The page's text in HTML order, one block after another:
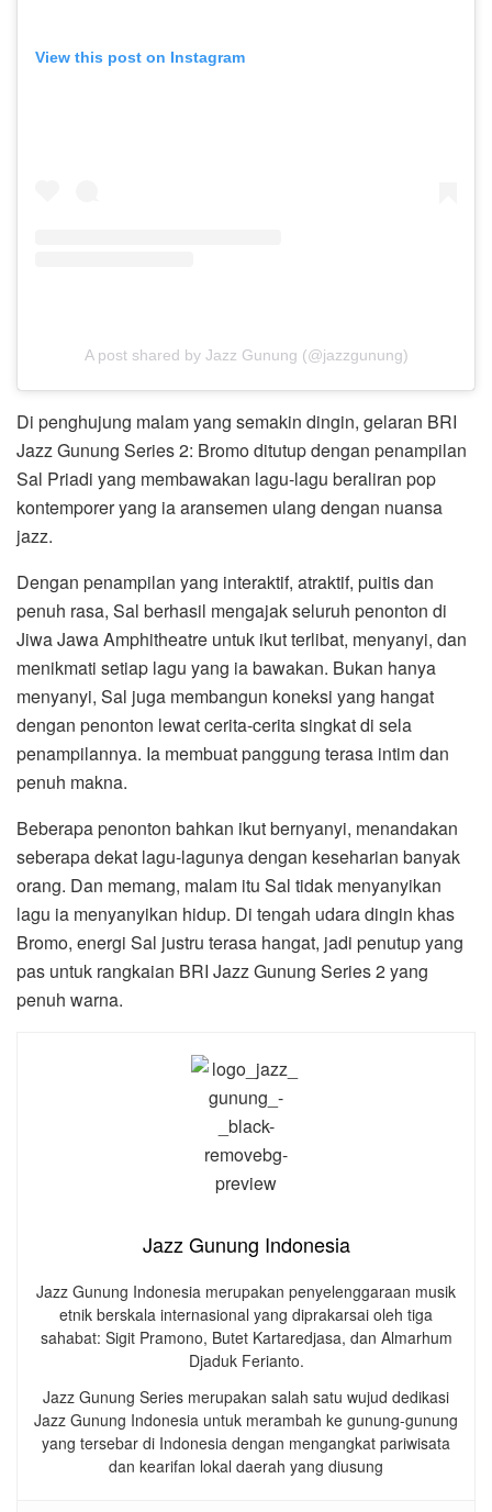
View this post on Instagram
A post shared by Jazz Gunung (@jazzgunung)
Di penghujung malam yang semakin dingin, gelaran BRI
Jazz Gunung Series 2: Bromo ditutup dengan penampilan
Sal Priadi yang membawakan lagu-lagu beraliran pop
kontemporer yang ia aransemen ulang dengan nuansa
jazz.
Dengan penampilan yang interaktif, atraktif, puitis dan
penuh rasa, Sal berhasil mengajak seluruh penonton di
Jiwa Jawa Amphitheatre untuk ikut terlibat, menyanyi, dan
menikmati setiap lagu yang ia bawakan. Bukan hanya
menyanyi, Sal juga membangun koneksi yang hangat
dengan penonton lewat cerita-cerita singkat di sela
penampilannya. Ia membuat panggung terasa intim dan
penuh makna.
Beberapa penonton bahkan ikut bernyanyi, menandakan
seberapa dekat lagu-lagunya dengan keseharian banyak
orang. Dan memang, malam itu Sal tidak menyanyikan
lagu ia menyanyikan hidup. Di tengah udara dingin khas
Bromo, energi Sal justru terasa hangat, jadi penutup yang
pas untuk rangkaian BRI Jazz Gunung Series 2 yang
penuh warna.
Jazz Gunung Indonesia
Jazz Gunung Indonesia merupakan penyelenggaraan musik
etnik berskala internasional yang diprakarsai oleh tiga
sahabat: Sigit Pramono, Butet Kartaredjasa, dan Almarhum
Djaduk Ferianto.
Jazz Gunung Series merupakan salah satu wujud dedikasi
Jazz Gunung Indonesia untuk merambah ke gunung-gunung
yang tersebar di Indonesia dengan mengangkat pariwisata
dan kearifan lokal daerah yang diusung